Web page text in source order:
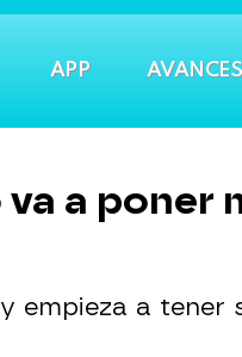
APP AVANCES
a poner
empieza a tener